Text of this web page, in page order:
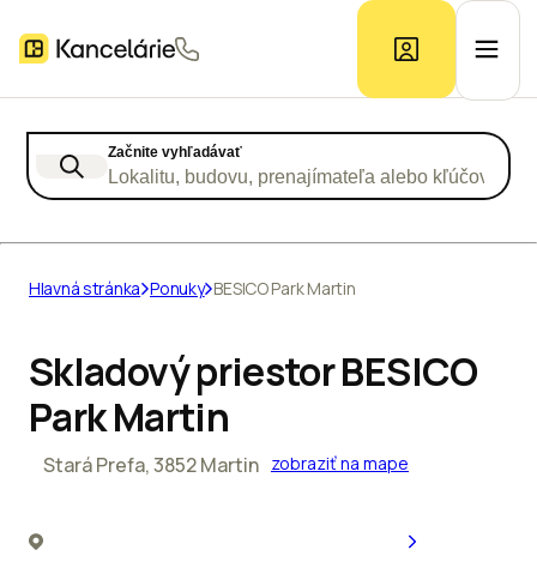
Prieskum trhu
Začnite vyhľadávať
Lokalitu, budovu, prenajímateľa alebo kľúčové
Hlavná stránka Ponuky BESICO Park Martin
Skladový priestor BESICO
Park Martin
Stará Prefa, 3852 Martin zobraziť na mape